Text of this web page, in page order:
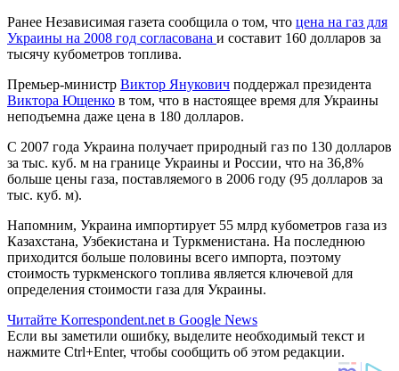
Ранее Независимая газета сообщила о том, что цена на газ для
Украины на 2008 год согласована и составит 160 долларов за
тысячу кубометров топлива.
Премьер-министр Виктор Янукович поддержал президента
Виктора Ющенко в том, что в настоящее время для Украины
неподъемна даже цена в 180 долларов.
С 2007 года Украина получает природный газ по 130 долларов
за тыс. куб. м на границе Украины и России, что на 36,8%
больше цены газа, поставляемого в 2006 году (95 долларов за
тыс. куб. м).
Напомним, Украина импортирует 55 млрд кубометров газа из
Казахстана, Узбекистана и Туркменистана. На последнюю
приходится больше половины всего импорта, поэтому
стоимость туркменского топлива является ключевой для
определения стоимости газа для Украины.
Читайте Korrespondent.net в Google News
Если вы заметили ошибку, выделите необходимый текст и
нажмите Ctrl+Enter, чтобы сообщить об этом редакции.